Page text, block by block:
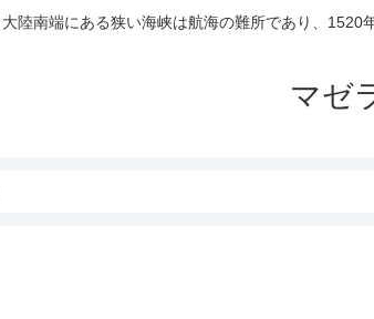
陸南端にある狭い海峡は航海の難所であり、
マゼ